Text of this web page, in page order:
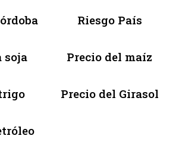
Riesgo País
soja Precio del maíz
Precio del Girasol